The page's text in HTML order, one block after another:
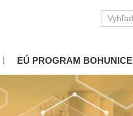
EÚ PROGRAM BOHUNICE